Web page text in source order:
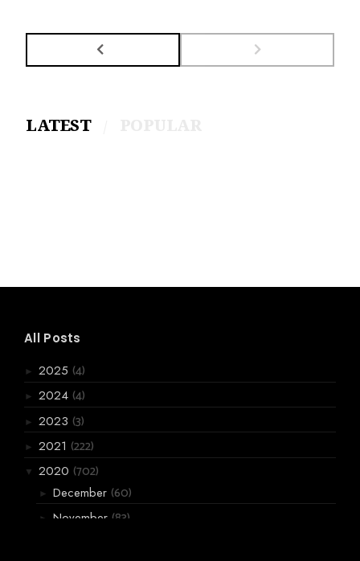
LATEST
All Posts
► 2025 (4)
► 2024 (4)
► 2023 (3)
► 2021 (222)
▼ 2020 (702)
► December (60)
► November (83)